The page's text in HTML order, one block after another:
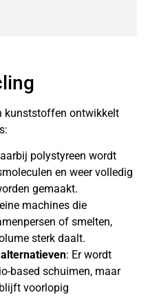
kunststoffen ontwikkelt
polystyreen wordt
en weer volledig
gemaakt.
machines die
of smelten,
sterk daalt.
: Er wordt
based schuimen, maar
voorlopig